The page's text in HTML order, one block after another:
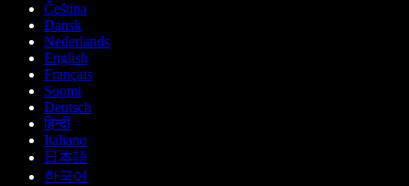
Čeština
Dansk
Nederlands
English
Français
Suomi
Deutsch
हिन्दी
Italiano
日本語
한국어